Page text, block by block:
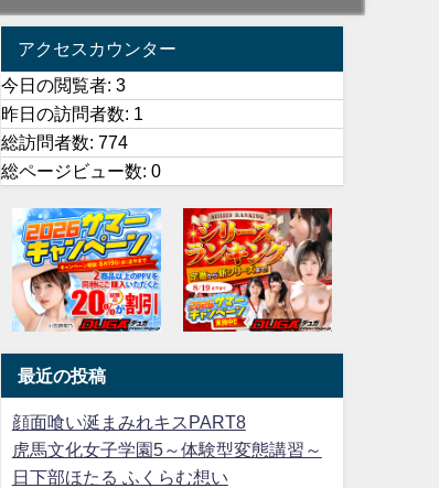
アクセスカウンター
今日の閲覧者: 3
昨日の訪問者数: 1
総訪問者数: 774
総ページビュー数: 0
最近の投稿
顔面喰い涎まみれキスPART8
虎馬文化女子学園5～体験型変態講習～
日下部ほたる ふくらむ想い